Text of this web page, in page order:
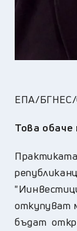
ЕПА/БГНЕС/
Това
откупуват
бъдат